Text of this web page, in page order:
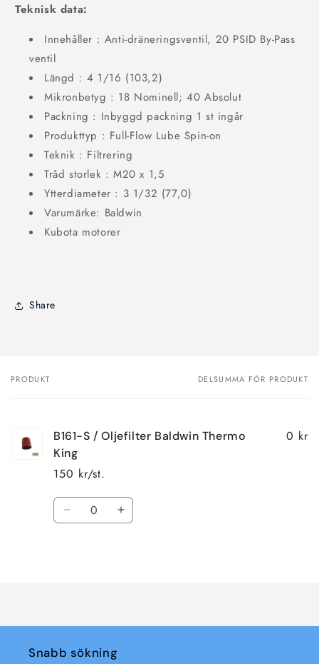
Teknisk data:
Innehåller : Anti-dräneringsventil, 20 PSID By-Pass
ventil
Längd : 4 1/16 (103,2)
Mikronbetyg : 18 Nominell; 40 Absolut
Packning : Inbyggd packning 1 st ingår
Produkttyp : Full-Flow Lube Spin-on
Teknik : Filtrering
Tråd storlek : M20 x 1,5
Ytterdiameter : 3 1/32 (77,0)
Varumärke: Baldwin
Kubota motorer
Share
Din
PRODUKT DELSUMMA FÖR PRODUKT
B161-S / Oljefilter Baldwin Thermo
King
150 kr/st.
0 kr
Kvantitet
Minska
Öka
Snabb sökning